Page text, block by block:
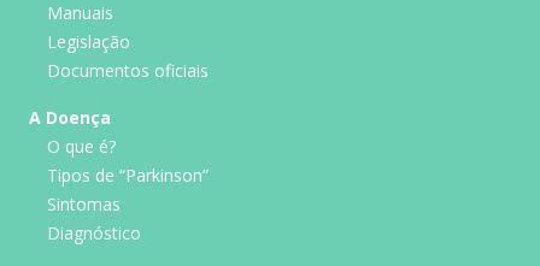
Manuais
Legislação
Documentos oficiais
A Doença
O que é?
Tipos de “Parkinson”
Sintomas
Diagnóstico